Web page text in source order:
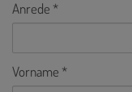
Anrede
Vorname